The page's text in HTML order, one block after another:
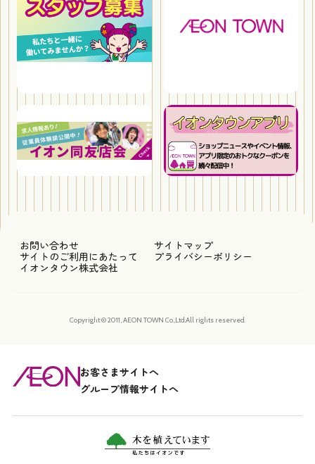
お問い合わせ
サイトマップ
サイトのご利用にあたって
プライバシーポリシー
イオンタウン株式会社
Copyright © 2011, AEON TOWN Co.,Ltd.All rights reserved.
お客さまサイトへ
グループ情報サイトへ